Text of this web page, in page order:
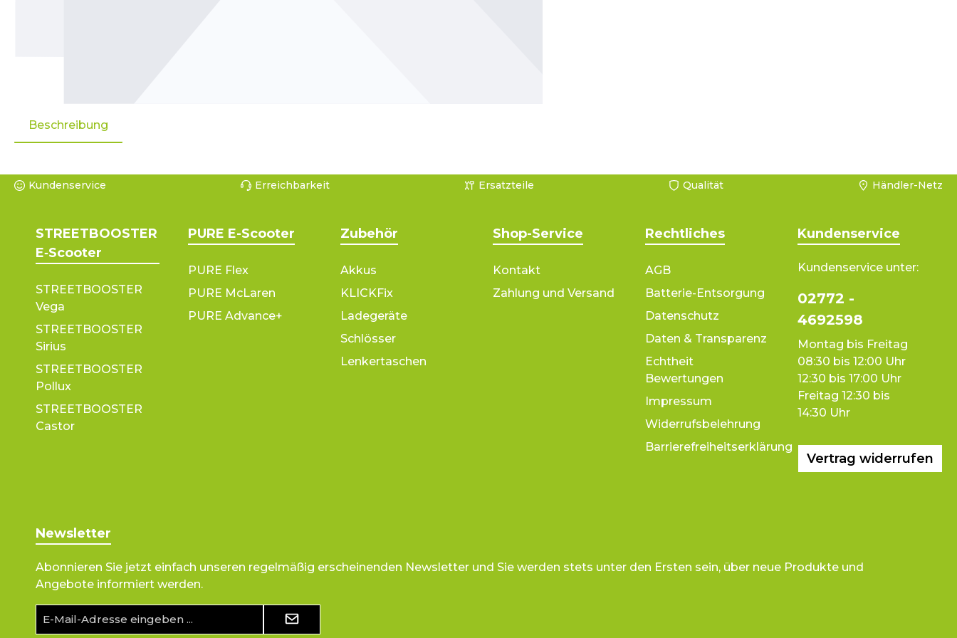
Beschreibung
Kundenservice Erreichbarkeit Ersatzteile Qualität Händler-Netz
STREETBOOSTER
E‑Scooter
STREETBOOSTER
Vega
STREETBOOSTER
Sirius
STREETBOOSTER
Pollux
STREETBOOSTER
Castor
PURE E-Scooter
PURE Flex
PURE McLaren
PURE Advance+
Zubehör
Akkus
KLICKFix
Ladegeräte
Schlösser
Lenkertaschen
Shop-Service
Kontakt
Zahlung und Versand
Rechtliches
AGB
Batterie-Entsorgung
Datenschutz
Daten & Transparenz
Echtheit
Bewertungen
Impressum
Widerrufsbelehrung
Barrierefreiheitserklärung
Kundenservice
Kundenservice unter:
02772 -
4692598
Montag bis Freitag
08:30 bis 12:00 Uhr
12:30 bis 17:00 Uhr
Freitag 12:30 bis
14:30 Uhr
Vertrag widerrufen
Newsletter
Abonnieren Sie jetzt einfach unseren regelmäßig erscheinenden Newsletter und Sie werden stets unter den Ersten sein, über neue Produkte und
Angebote informiert werden.
Mail-